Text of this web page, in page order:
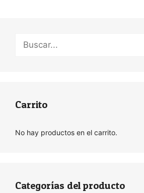
Carrito
No hay productos en el carrito.
Categorías del producto